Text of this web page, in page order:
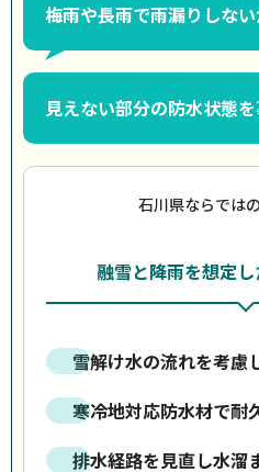
梅雨や長雨で雨漏りしな
見えない部分の防水状態
石川県ならでは
融雪と降雨を想定
雪解け水の流れを考慮
寒冷地対応防水材で耐
排水経路を見直し水溜